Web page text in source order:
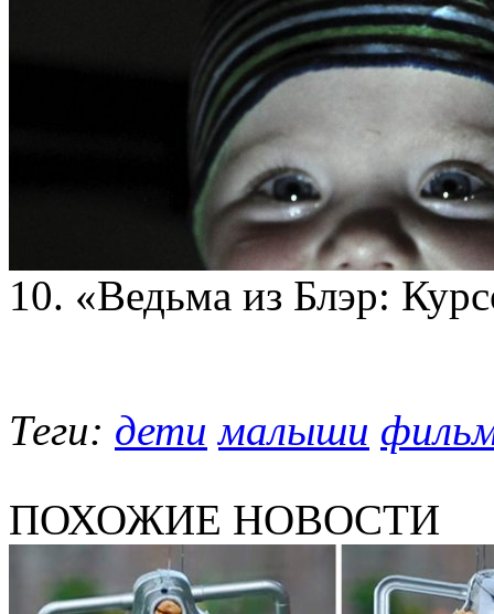
10. «Ведьма из Блэр:
Теги: дети малыши
ПОХОЖИЕ НОВОСТИ